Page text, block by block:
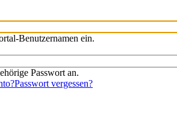
Benutzernamen ein.
Passwort an.
Passwort vergessen?